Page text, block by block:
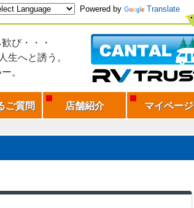
び・・・
生へと誘う。
。
Powered by Translate
ご質問 店舗紹介 マイページ